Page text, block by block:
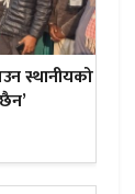
स्थानीयको